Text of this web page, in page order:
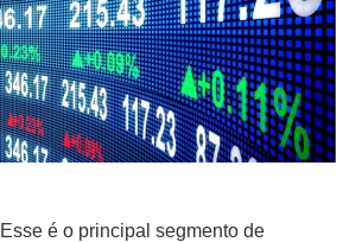
Esse é o principal segmento de